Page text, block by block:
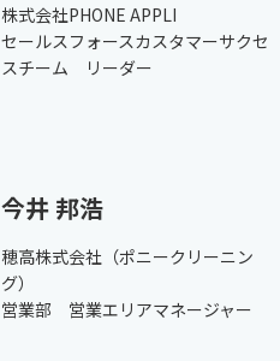
株式会社PHONE APPLI
セールスフォースカスタマーサクセ
スチーム リーダー
今井 邦浩
穂高株式会社（ポニークリーニン
グ）
営業部 営業エリアマネージャー